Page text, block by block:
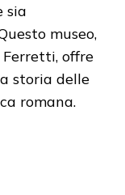
sia
museo,
offre
storia delle
romana.